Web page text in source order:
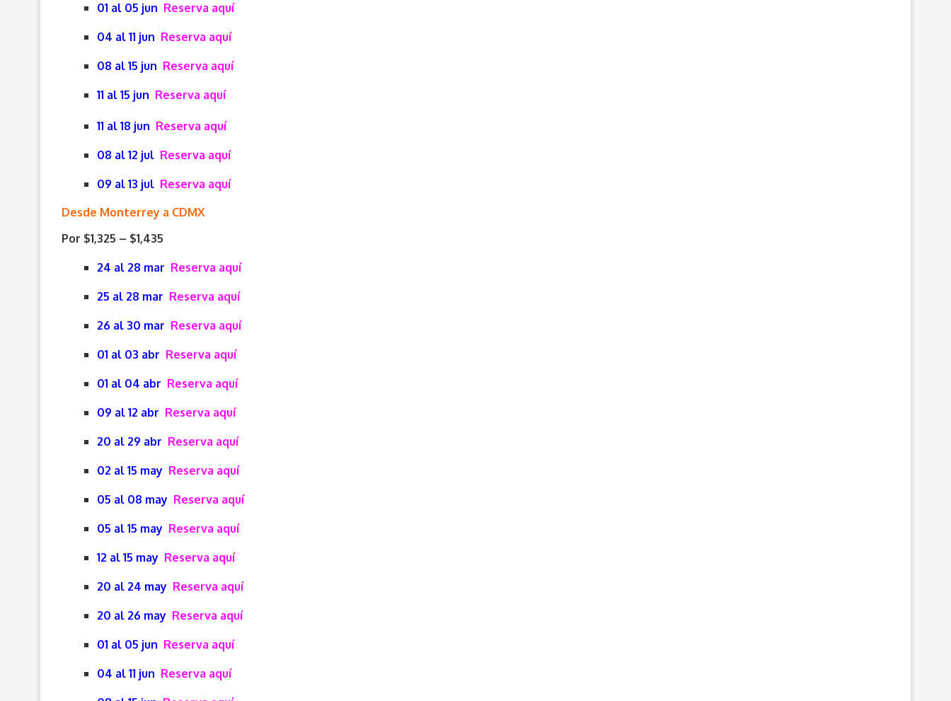
01 al 05 jun Reserva aquí
04 al 11 jun Reserva aquí
08 al 15 jun Reserva aquí
11 al 15 jun Reserva aquí
11 al 18 jun Reserva aquí
08 al 12 jul Reserva aquí
09 al 13 jul Reserva aquí
Desde Monterrey a CDMX
Por $1,325 – $1,435
24 al 28 mar Reserva aquí
25 al 28 mar Reserva aquí
26 al 30 mar Reserva aquí
01 al 03 abr Reserva aquí
01 al 04 abr Reserva aquí
09 al 12 abr Reserva aquí
20 al 29 abr Reserva aquí
02 al 15 may Reserva aquí
05 al 08 may Reserva aquí
05 al 15 may Reserva aquí
12 al 15 may Reserva aquí
20 al 24 may Reserva aquí
20 al 26 may Reserva aquí
01 al 05 jun Reserva aquí
04 al 11 jun Reserva aquí